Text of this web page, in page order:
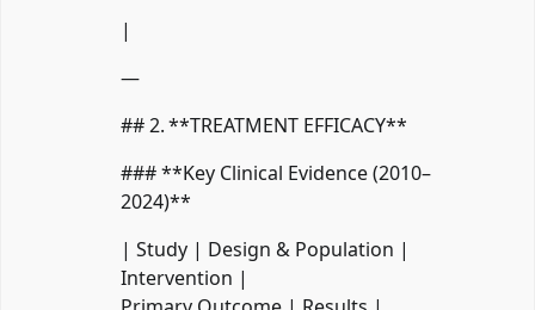
|
—
## 2. **TREATMENT EFFICACY**
### **Key Clinical Evidence (2010–
2024)**
| Study | Design & Population |
Intervention |